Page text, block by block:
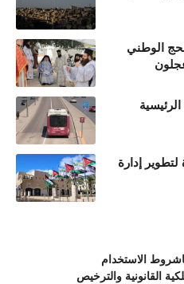
الوطني
آلية ومعدة لتطوير إدارة
شروط الاستخدام
القانونية والترخيص